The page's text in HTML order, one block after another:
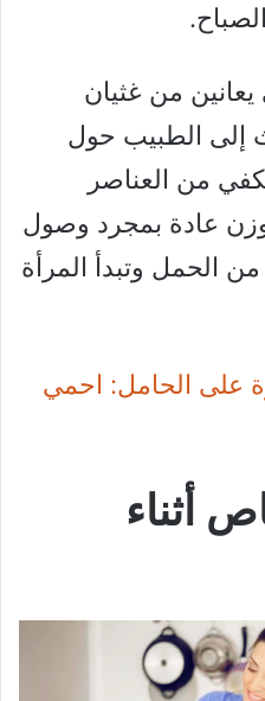
يعانين من غثيان
إلى الطبيب حول
من العناصر
عادة بمجرد وصول
الحمل وتبدأ المرأة
على الحامل: احمي
أثناء